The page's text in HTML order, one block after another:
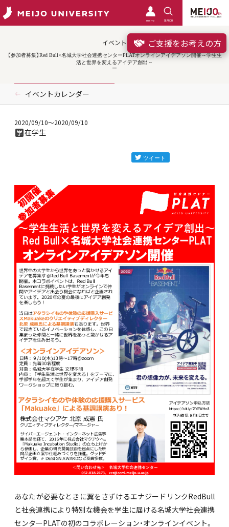
meimo SEARCH
ご支援をお考えの方
イベント
【参加者募集】Red Bull×名城大学社会連携センターPLATオンラインアイデアソン開催～学生生
活と世界を変えるアイデア創出～
イベントカレンダー
2020/09/10～2020/09/10
学 在学生
あなたが必要なときに翼をさずけるエナジードリンクRedBull
と社会連携により特別な機会を学生に届ける名城大学社会連携
センターPLATの初のコラボレーション・オンラインイベント。